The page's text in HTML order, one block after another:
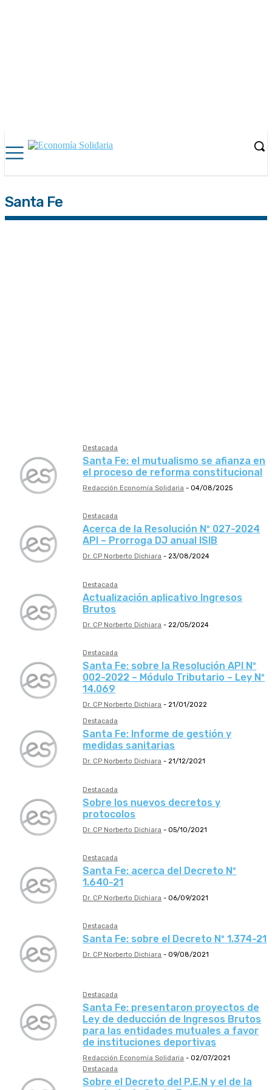
Santa Fe
Destacada
Santa Fe: el mutualismo se afianza en
el proceso de reforma constitucional
Redacción Economía Solidaria - 04/08/2025
Destacada
Acerca de la Resolución Nº 027-2024
API – Prorroga DJ anual ISIB
Dr. CP Norberto Dichiara - 23/08/2024
Destacada
Actualización aplicativo Ingresos
Brutos
Dr. CP Norberto Dichiara - 22/05/2024
Destacada
Santa Fe: sobre la Resolución API Nº
002-2022 – Módulo Tributario – Ley Nº
14.069
Dr. CP Norberto Dichiara - 21/01/2022
Destacada
Santa Fe: Informe de gestión y
medidas sanitarias
Dr. CP Norberto Dichiara - 21/12/2021
Destacada
Sobre los nuevos decretos y
protocolos
Dr. CP Norberto Dichiara - 05/10/2021
Destacada
Santa Fe: acerca del Decreto Nº
1.640-21
Dr. CP Norberto Dichiara - 06/09/2021
Destacada
Santa Fe: sobre el Decreto Nº 1.374-21
Dr. CP Norberto Dichiara - 09/08/2021
Destacada
Santa Fe: presentaron proyectos de
Ley de deducción de Ingresos Brutos
para las entidades mutuales a favor
de instituciones deportivas
Redacción Economía Solidaria - 02/07/2021
Destacada
Sobre el Decreto del P.E.N y el de la